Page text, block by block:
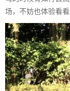
场，不妨也体验看看